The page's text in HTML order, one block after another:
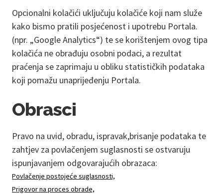
Opcionalni kolačići uključuju kolačiće koji nam služe
kako bismo pratili posjećenost i upotrebu Portala.
(npr. „Google Analytics“) te se korištenjem ovog tipa
kolačića ne obrađuju osobni podaci, a rezultat
praćenja se zaprimaju u obliku statističkih podataka
koji pomažu unaprijeđenju Portala.
Obrasci
Pravo na uvid, obradu, ispravak,brisanje podataka te
zahtjev za povlačenjem suglasnosti se ostvaruju
ispunjavanjem odgovarajućih obrazaca:
Povlačenje postojeće suglasnosti,
Prigovor na proces obrade,